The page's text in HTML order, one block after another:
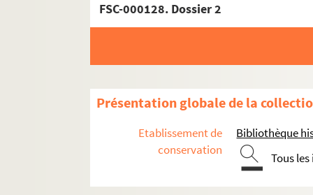
FSC-000128. Dossier 2
Présentation globale de la
Etablissement de
conservation
Bibliothèque
Tous
Paris
Vues aériennes et panoramas